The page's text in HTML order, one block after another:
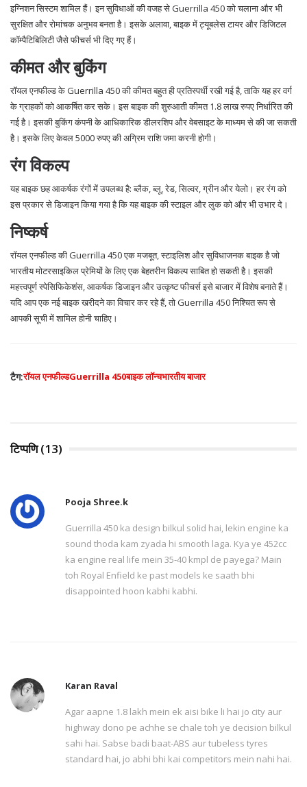
इग्निशन सिस्टम शामिल हैं। इन सुविधाओं की वजह से Guerrilla 450 को चलाना और भी
सुरक्षित और रोमांचक अनुभव बनता है। इसके अलावा, बाइक में ट्यूबलेस टायर और डिजिटल
कॉम्पैटिबिलिटी जैसे फीचर्स भी दिए गए हैं।
कीमत और बुकिंग
रॉयल एनफील्ड के Guerrilla 450 की कीमत बहुत ही प्रतिस्पर्धी रखी गई है, ताकि यह हर वर्ग
के ग्राहकों को आकर्षित कर सके। इस बाइक की शुरुआती कीमत 1.8 लाख रुपए निर्धारित की
गई है। इसकी बुकिंग कंपनी के आधिकारिक डीलरशिप और वेबसाइट के माध्यम से की जा सकती
है। इसके लिए केवल 5000 रुपए की अग्रिम राशि जमा करनी होगी।
रंग विकल्प
यह बाइक छह आकर्षक रंगों में उपलब्ध है: ब्लैक, ब्लू, रेड, सिल्वर, ग्रीन और येलो। हर रंग को
इस प्रकार से डिजाइन किया गया है कि यह बाइक की स्टाइल और लुक को और भी उभार दे।
निष्कर्ष
रॉयल एनफील्ड की Guerrilla 450 एक मजबूत, स्टाइलिश और सुविधाजनक बाइक है जो
भारतीय मोटरसाइकिल प्रेमियों के लिए एक बेहतरीन विकल्प साबित हो सकती है। इसकी
महत्त्वपूर्ण स्पेसिफिकेशंस, आकर्षक डिजाइन और उत्कृष्ट फीचर्स इसे बाजार में विशेष बनाते हैं।
यदि आप एक नई बाइक खरीदने का विचार कर रहे हैं, तो Guerrilla 450 निश्चित रूप से
आपकी सूची में शामिल होनी चाहिए।
टैग:रॉयल एनफील्डGuerrilla 450बाइक लॉन्चभारतीय बाजार
टिप्पणि (13)
Pooja Shree.k
Guerrilla 450 ka design bilkul solid hai, lekin engine ka
sound thoda kam zyada hi smooth laga. Kya ye 452cc
ka engine real life mein 35-40 kmpl de payega? Main
toh Royal Enfield ke past models ke saath bhi
disappointed hoon kabhi kabhi.
Karan Raval
Agar aapne 1.8 lakh mein ek aisi bike li hai jo city aur
highway dono pe achhe se chale toh ye decision bilkul
sahi hai. Sabse badi baat-ABS aur tubeless tyres
standard hai, jo abhi bhi kai competitors mein nahi hai.